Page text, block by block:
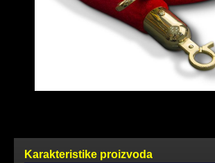
Karakteristike proizvoda